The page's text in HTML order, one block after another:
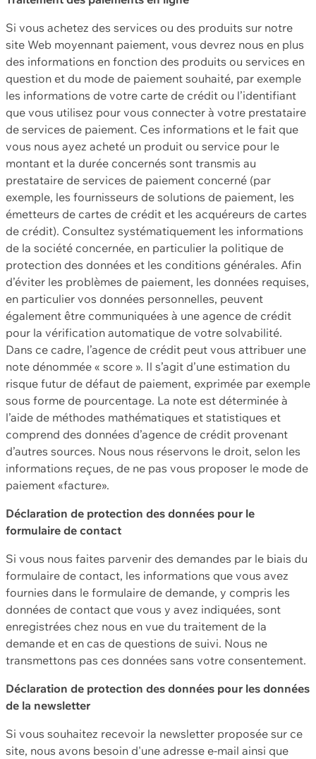
Si vous achetez des services ou des produits sur notre
site Web moyennant paiement, vous devrez nous en plus
des informations en fonction des produits ou services en
question et du mode de paiement souhaité, par exemple
les informations de votre carte de crédit ou l’identifiant
que vous utilisez pour vous connecter à votre prestataire
de services de paiement. Ces informations et le fait que
vous nous ayez acheté un produit ou service pour le
montant et la durée concernés sont transmis au
prestataire de services de paiement concerné (par
exemple, les fournisseurs de solutions de paiement, les
émetteurs de cartes de crédit et les acquéreurs de cartes
de crédit). Consultez systématiquement les informations
de la société concernée, en particulier la politique de
protection des données et les conditions générales. Afin
d’éviter les problèmes de paiement, les données requises,
en particulier vos données personnelles, peuvent
également être communiquées à une agence de crédit
pour la vérification automatique de votre solvabilité.
Dans ce cadre, l’agence de crédit peut vous attribuer une
note dénommée « score ». Il s’agit d’une estimation du
risque futur de défaut de paiement, exprimée par exemple
sous forme de pourcentage. La note est déterminée à
l’aide de méthodes mathématiques et statistiques et
comprend des données d’agence de crédit provenant
d’autres sources. Nous nous réservons le droit, selon les
informations reçues, de ne pas vous proposer le mode de
paiement «facture».
Déclaration de protection des données pour le
formulaire de contact
Si vous nous faites parvenir des demandes par le biais du
formulaire de contact, les informations que vous avez
fournies dans le formulaire de demande, y compris les
données de contact que vous y avez indiquées, sont
enregistrées chez nous en vue du traitement de la
demande et en cas de questions de suivi. Nous ne
transmettons pas ces données sans votre consentement.
Déclaration de protection des données pour les données
de la newsletter
Si vous souhaitez recevoir la newsletter proposée sur ce
site, nous avons besoin d'une adresse e-mail ainsi que